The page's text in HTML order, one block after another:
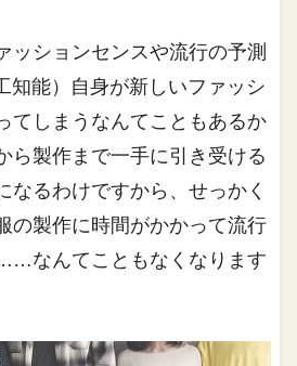
ッションセンスや流行の予測
知能）自身が新しいファッシ
てしまうなんてこともあるか
ら製作まで一手に引き受ける
なるわけですから、せっかく
の製作に時間がかかって流行
なんてこともなくなります